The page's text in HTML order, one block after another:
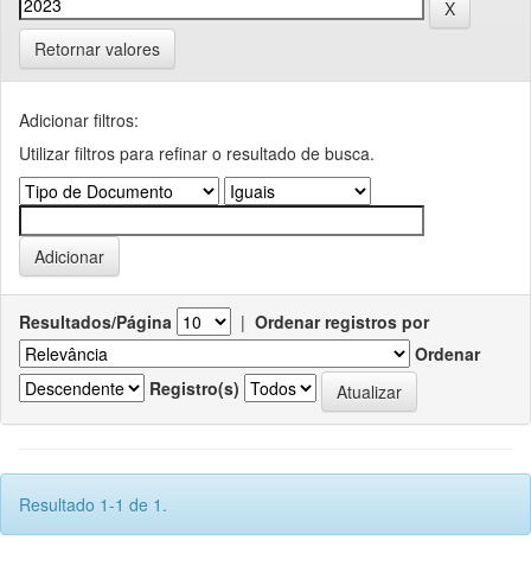
Retornar valores
Adicionar filtros:
Utilizar filtros para refinar o resultado de busca.
Resultados/Página | Ordenar registros por
Ordenar
Registro(s)
Resultado 1-1 de 1.